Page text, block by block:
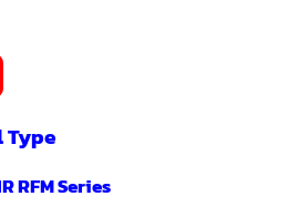
Type
RFM Series